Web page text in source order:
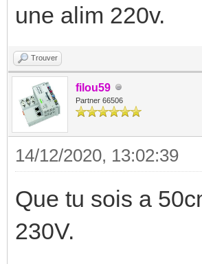
une alim 220v.
Trouver
filou59
Partner 66506
14/12/2020, 13:02:39
Que tu sois a
230V.